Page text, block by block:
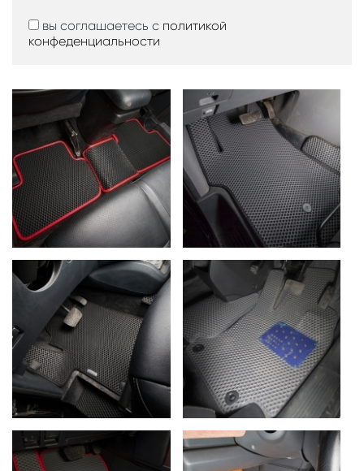
вы соглашаетесь с политикой
конфеденциальности